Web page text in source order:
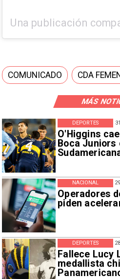
MÁS
O'Higgins
Boca Juniors
DEPORTES
Operadores
piden
NACIONAL
Fallece Lucy
medallista
DEPORTES
COMUNICADO CDA